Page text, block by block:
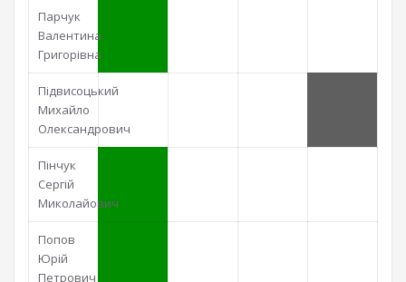
Парчук
Валентина
Григорівна
Підвисоцький
Михайло
Олександрович
Пінчук
Сергій
Миколайович
Попов
Юрій
Петрович